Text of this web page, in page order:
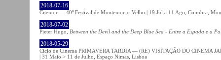
2018-07-16
Citemor — 40º Festival de Montemor-o-Velho | 19 Jul a 11 Ago, Coimbra,
2018-07-02
Pieter Hugo, Between the Devil and the Deep Blue Sea - Entre a Espada e a
2018-05-29
Ciclo de Cinema PRIMAVERA TARDIA — (RE) VISITAÇÃO DO CINEMA
| 31 Maio > 11 de Julho, Espaço Nimas, Lisboa